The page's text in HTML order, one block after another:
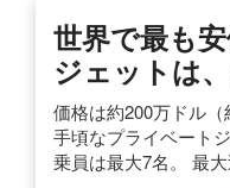
世界で最も
ジェットは
価格は約200万ドル
手頃なプライベート
乗員は最大7名。 最